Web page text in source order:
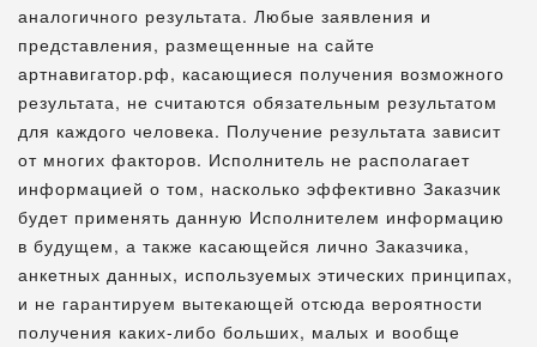
аналогичного результата. Любые заявления и
представления, размещенные на сайте
артнавигатор.рф, касающиеся получения возможного
результата, не считаются обязательным результатом
для каждого человека. Получение результата зависит
от многих факторов. Исполнитель не располагает
информацией о том, насколько эффективно Заказчик
будет применять данную Исполнителем информацию
в будущем, а также касающейся лично Заказчика,
анкетных данных, используемых этических принципах,
и не гарантируем вытекающей отсюда вероятности
получения каких-либо больших, малых и вообще